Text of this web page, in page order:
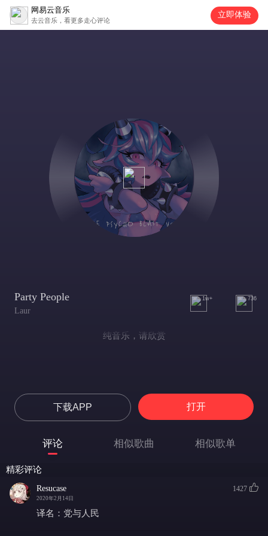
网易云音乐
去云音乐，看更多走心评论
立即体验
Party People
Laur
1w+ 736
纯音乐，请欣赏
下载APP 打开
评论 相似歌曲 相似歌单
精彩评论
Resucase
2020年2月14日
1427
译名：党与人民